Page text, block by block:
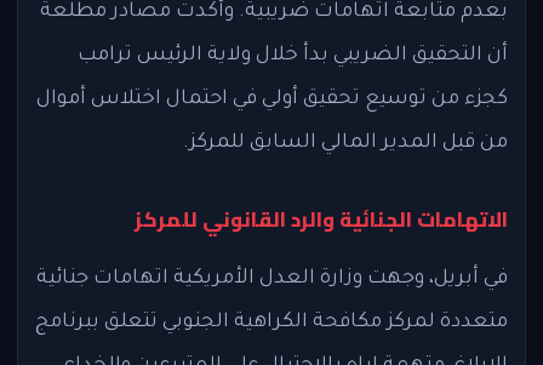
بعدم متابعة اتهامات ضريبية. وأكدت مصادر مطلعة
أن التحقيق الضريبي بدأ خلال ولاية الرئيس ترامب
كجزء من توسيع تحقيق أولي في احتمال اختلاس أموال
من قبل المدير المالي السابق للمركز.
الاتهامات الجنائية والرد القانوني للمركز
في أبريل، وجهت وزارة العدل الأمريكية اتهامات جنائية
متعددة لمركز مكافحة الكراهية الجنوبي تتعلق ببرنامج